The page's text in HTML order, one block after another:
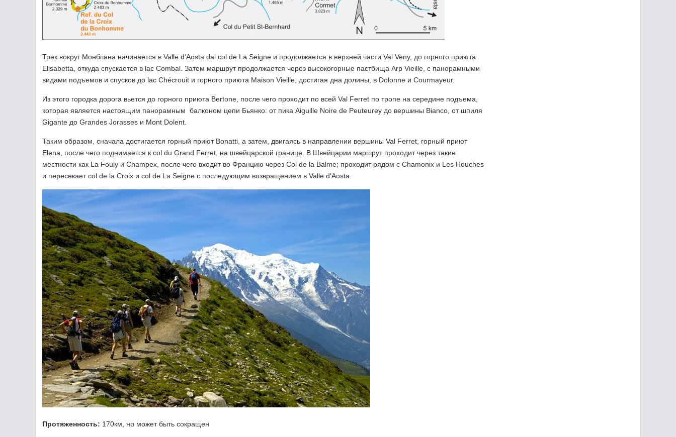
Трек вокруг Монблана начинается в Valle d'Aosta dal col de La Seigne и продолжается в верхней части Val Veny, до горного приюта
Elisabetta, откуда спускается в lac Combal. Затем маршрут продолжается через высокогорные пастбища Arp Vieille, с панорамными
видами подъемов и спусков до lac Chécrouit и горного приюта Maison Vieille, достигая дна долины, в Dolonne и Courmayeur.
Из этого городка дорога вьется до горного приюта Bertone, после чего проходит по всей Val Ferret по тропе на середине подъема,
которая является настоящим панорамным балконом цепи Бьянко: от пика Aiguille Noire de Peuteurey до вершины Bianco, от шпиля
Gigante до Grandes Jorasses и Mont Dolent.
Таким образом, сначала достигается горный приют Bonatti, а затем, двигаясь в направлении вершины Val Ferret, горный приют
Elena, после чего поднимается к col du Grand Ferret, на швейцарской границе. В Швейцарии маршрут проходит через такие
местности как La Fouly и Champex, после чего входит во Францию через Col de la Balme; проходит рядом с Chamonix и Les Houches
и пересекает col de la Croix и col de La Seigne с последующим возвращением в Valle d'Aosta.
Протяженность: 170км, но может быть сокращен